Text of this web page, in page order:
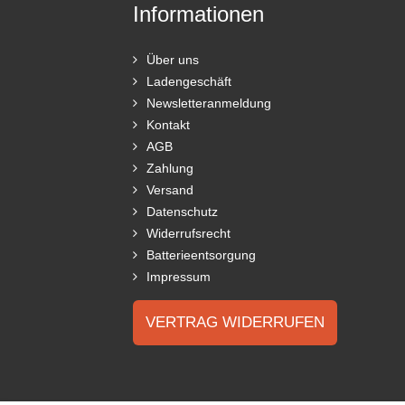
Informationen
Über uns
Ladengeschäft
Newsletteranmeldung
Kontakt
AGB
Zahlung
Versand
Datenschutz
Widerrufsrecht
Batterieentsorgung
Impressum
VERTRAG WIDERRUFEN